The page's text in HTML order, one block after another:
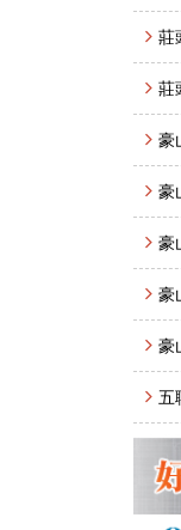
莊
莊
豪
豪
豪
豪
豪
五